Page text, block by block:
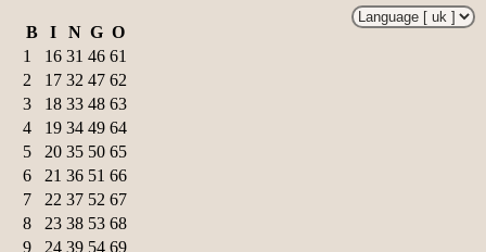
B I N G O
1
16 31 46 61
2
17 32 47 62
3
18 33 48 63
4
19 34 49 64
5
20 35 50 65
6
21 36 51 66
7
22 37 52 67
8
23 38 53 68
9
24 39 54 69